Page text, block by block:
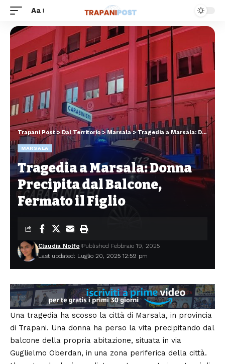
Aa
Trapani Post> Dal Territorio > Marsala>Tragedia a Marsala: Donna Precipita dal Balcone, Fermato il Figlio
MARSALA
Tragedia a Marsala: Donna
Precipita dal Balcone,
Fermato il Figlio
Last updated: Luglio 20, 2025 12:59 pm
Claudia Nolfo Published Febbraio 19, 2025
Una tragedia ha scosso la città di Marsala, in provincia
di Trapani. Una donna ha perso la vita precipitando dal
balcone della propria abitazione, situata in via
Guglielmo Oberdan, in una zona periferica della città.